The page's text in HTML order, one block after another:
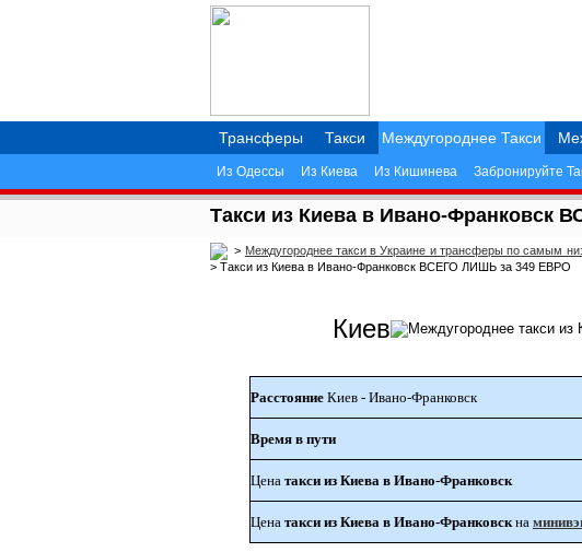
Трансферы Такси Междугороднее Такси
Из Одессы Из Киева Из Кишинева Забронируйте
Такси из Киева в Ивано-Франковск
> Междугороднее такси в Украине и трансферы по самым
> Такси из Киева в Ивано-Франковск ВСЕГО ЛИШЬ за 349 ЕВРО
Киев
Расстояние Киев - Ивано-Франковск
Время в пути
Цена такси из Киева в Ивано-Франковск
Цена такси из Киева в Ивано-Франковск на